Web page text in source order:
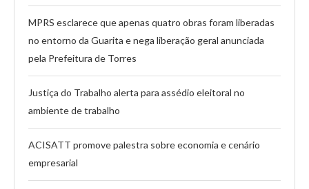
MPRS esclarece que apenas quatro obras foram liberadas
no entorno da Guarita e nega liberação geral anunciada
pela Prefeitura de Torres
Justiça do Trabalho alerta para assédio eleitoral no
ambiente de trabalho
ACISATT promove palestra sobre economia e cenário
empresarial